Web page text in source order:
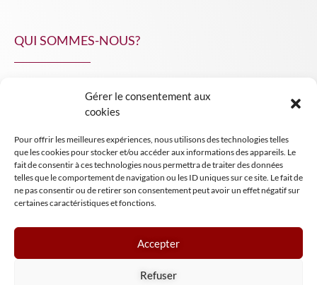
Gérer le consentement aux
cookies
Pour offrir les meilleures expériences, nous utilisons des technologies telles
que les cookies pour stocker et/ou accéder aux informations des appareils. Le
fait de consentir à ces technologies nous permettra de traiter des données
telles que le comportement de navigation ou les ID uniques sur ce site. Le fait de
ne pas consentir ou de retirer son consentement peut avoir un effet négatif sur
certaines caractéristiques et fonctions.
Accepter
Refuser
QUI SOMMES-NOUS?
INSIGHT NPA
Mentions légales